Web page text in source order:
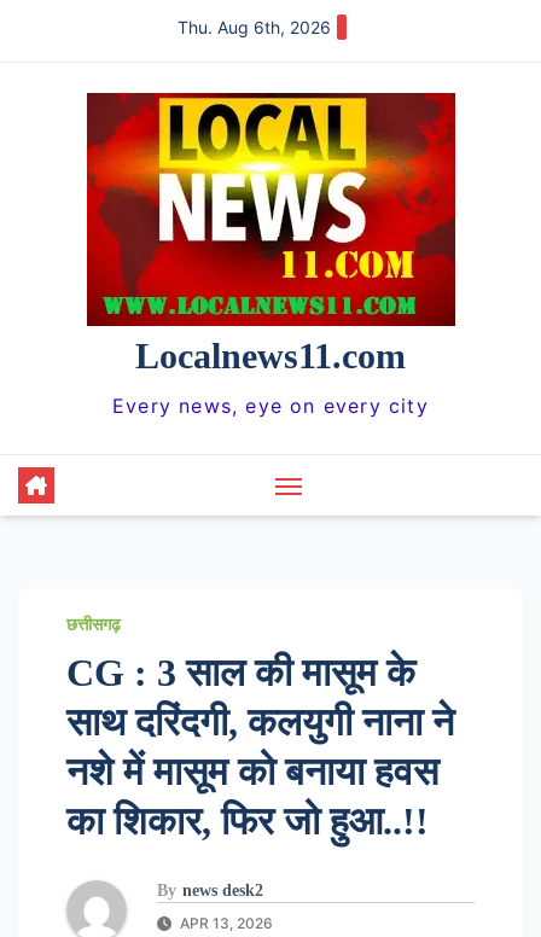
Thu. Aug 6th, 2026
Localnews11.com
Every news, eye on every city
छत्तीसगढ़
CG : 3 साल की मासूम के
साथ दरिंदगी, कलयुगी नाना ने
नशे में मासूम को बनाया हवस
का शिकार, फिर जो हुआ..!!
By news desk2
APR 13, 2026